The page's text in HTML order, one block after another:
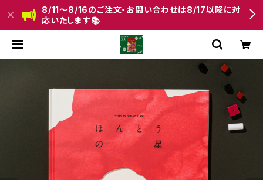
8/11〜8/16のご注文・お問い合わせは8/17以降に対
応いたします📚